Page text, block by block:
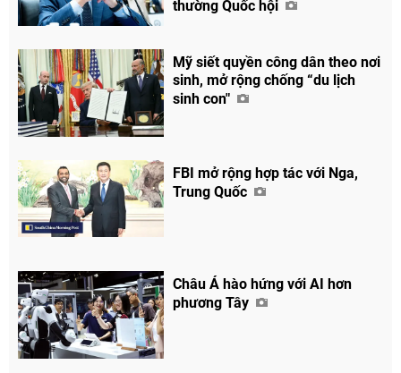
Chia sẻ
Facebook
thường Quốc hội
Mỹ siết quyền công dân theo nơi
sinh, mở rộng chống “du lịch
sinh con"
FBI mở rộng hợp tác với Nga,
Trung Quốc
Châu Á hào hứng với AI hơn
phương Tây